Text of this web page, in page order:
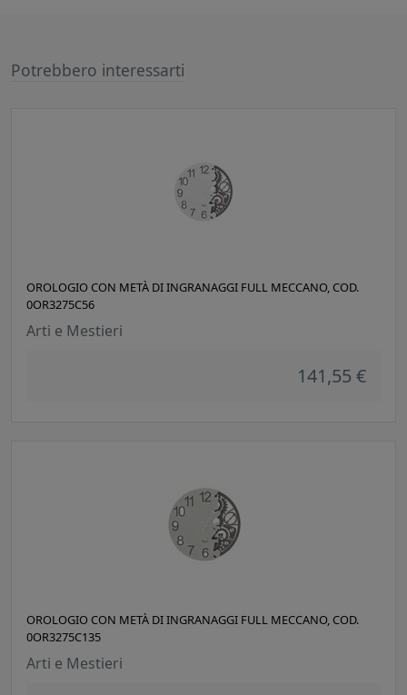
Potrebbero interessarti
OROLOGIO CON METÀ DI INGRANAGGI FULL MECCANO, COD.
0OR3275C56
Arti e Mestieri
141,55 €
OROLOGIO CON METÀ DI INGRANAGGI FULL MECCANO, COD.
0OR3275C135
Arti e Mestieri